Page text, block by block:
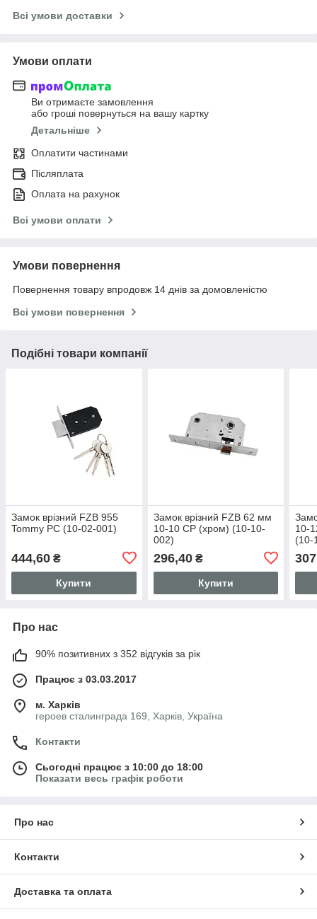
Всі умови доставки
Умови оплати
Ви отримаєте замовлення
або гроші повернуться на вашу картку
Детальніше
Оплатити частинами
Післяплата
Оплата на рахунок
Всі умови оплати
Умови повернення
Повернення товару впродовж 14 днів за домовленістю
Всі умови повернення
Подібні товари компанії
Замок врізний FZB 955
Tommy PC (10-02-001)
444,60 ₴
Купити
Замок врізний FZB 62 мм
10-10 CP (хром) (10-10-
002)
296,40₴
Купити
10-
(10-
Про нас
90% позитивних з 352 відгуків за рік
Працює з 03.03.2017
м. Харків
героев сталинграда 169, Харків, Україна
Контакти
Сьогодні працює з 10:00 до 18:00
Показати весь графік роботи
Про нас
Контакти
Доставка та оплата